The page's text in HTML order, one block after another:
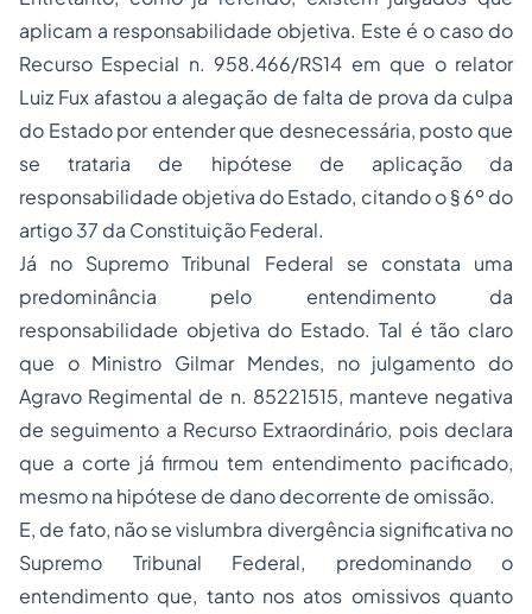
aplicam a responsabilidade objetiva. Este é o caso do
Recurso Especial n. 958.466/RS14 em que o relator
Luiz Fux afastou a alegação de falta de prova da culpa
do Estado por entender que desnecessária, posto que
se trataria de hipótese de aplicação da
responsabilidade objetiva do Estado, citando o § 6º do
artigo 37 da Constituição Federal.
Já no Supremo Tribunal Federal se constata uma
predominância pelo entendimento da
responsabilidade objetiva do Estado. Tal é tão claro
que o Ministro Gilmar Mendes, no julgamento do
Agravo Regimental de n. 85221515, manteve negativa
de seguimento a Recurso Extraordinário, pois declara
que a corte já firmou tem entendimento pacificado,
mesmo na hipótese de dano decorrente de omissão.
E, de fato, não se vislumbra divergência significativa no
Supremo Tribunal Federal, predominando o
entendimento que, tanto nos atos omissivos quanto